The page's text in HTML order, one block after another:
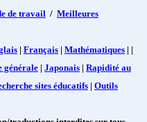
de travail / Meilleures
| Français | Mathématiques | |
générale | Japonais | Rapidité au
sites éducatifs | Outils